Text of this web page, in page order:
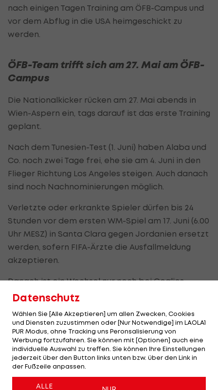
nach einigen Tagen Training am ÖFB-Campus und
vor dem Abflug in die USA heimgeschickt zu
werden.
ÖFB-Team trifft sich am 27. Mai am ÖFB-
Campus
Die Nationalkicker rücken am 27. Mai abends in
Wien-Aspern ein, tags darauf ist das erste Training
geplant.
Nach dem Tunesien-Test (1. Juni) haben Alaba und
Co. noch zwei Tage frei, ehe sie am 4. Juni in den
Flieger Richtung Los Angeles steigen. Auch danach
sind noch Nachnominierungen möglich.
Verletzte oder erkrankte Spieler dürfen bis 24
Stunden vor dem ersten WM-Spiel am 17. Juni (6.00
Uhr MESZ) in Santa Clara gegen Jordanien ersetzt
werden, sofern FIFA-Ärzte die Ausfallmeldung
akzeptieren.
Danach ist ein Wechsel nur noch bei Goalies
möglich, ebenfalls nur bei Verletzung oder
Verletzte? Nur Wimmer und Grillitsch
leicht angeschlagen
Zumindest bis jetzt sind Rangnick aber
Personalsorgen erspart geblieben. Im Gegensatz
Datenschutz
Wählen Sie [Alle Akzeptieren] um allen Zwecken, Cookies
und Diensten zuzustimmen oder [Nur Notwendige] im LAOLA1
PUR Modus, ohne Tracking uns Peronsalisierung von
Werbung fortzufahren. Sie können mit [Optionen] auch eine
individuelle Auswahl zu treffen. Sie können Ihre Einstellungen
jederzeit über den Button links unten bzw. über den Link in
der Fußzeile anpassen.
ALLE